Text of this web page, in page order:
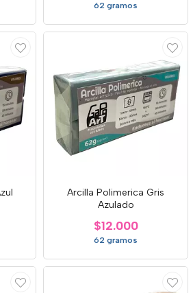
62 gramos
Arcilla Polimerica Gris
Azulado
$12.000
62 gramos